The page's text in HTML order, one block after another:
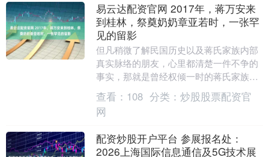
易云达配资官网 2017年，蒋万安来
到桂林，祭奠奶奶章亚若时，一张罕
见的留影
但凡稍微了解民国历史以及蒋氏家族内部
真实脉络的朋友，心里都清楚一件不争的
事实，那就是曾经权倾一时的蒋氏家族，
在核心人物蒋经国这一代，其实私底下早
就默默分成了两条....
查看： 108 分类： 炒股股票配资官
网
配资炒股开户平台 参展报名处：
2026上海国际信息通信及5G技术展